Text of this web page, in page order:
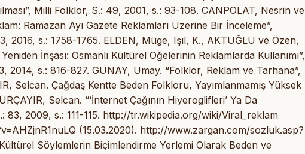
Milli Folklor, S.: 49, 2001, s.: 93-108. CANPOLAT, Nesrin ve
Ramazan Ayı Gazete Reklamları Üzerine Bir İnceleme”,
2016, s.: 1758-1765. ELDEN, Müge, Işıl, K., AKTUĞLU ve Özen,
İnşası: Osmanlı Kültürel Öğelerinin Reklamlarda Kullanımı”,
2014, s.: 816-827. GÜNAY, Umay. “Folklor, Reklam ve Tarhana”,
Selcan. Çağdaş Kentte Beden Folkloru, Yayımlanmamış Yüksek
Selcan. “‘İnternet Çağının Hiyeroglifleri’ Ya Da
83, 2009, s.: 111-115. http://tr.wikipedia.org/wiki/Viral_reklam
(15.03.2020). http://www.zargan.com/sozluk.asp?
Söylemlerin Biçimlendirme Yerlemi Olarak Beden ve